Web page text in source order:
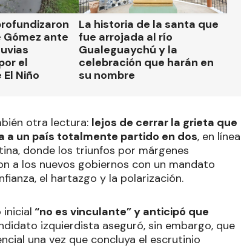
Gómez ante
el
Niño
La historia de la santa que
fue arrojada al río
Gualeguaychú y la
celebración que harán en
su nombre
otra lectura: lejos de cerrar la grieta que
a un país totalmente partido en dos, en línea
donde los triunfos por márgenes
a los nuevos gobiernos con un mandato
el hartazgo y la polarización.
inicial “no es vinculante” y anticipó que
izquierdista aseguró, sin embargo, que
una vez que concluya el escrutinio